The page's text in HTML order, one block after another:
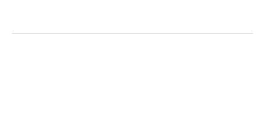
آرژانتین